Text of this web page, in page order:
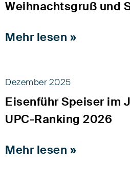
Weihnachtsgruß und
Mehr lesen »
Dezember 2025
Eisenführ Speiser im
UPC-Ranking 2026
Mehr lesen »